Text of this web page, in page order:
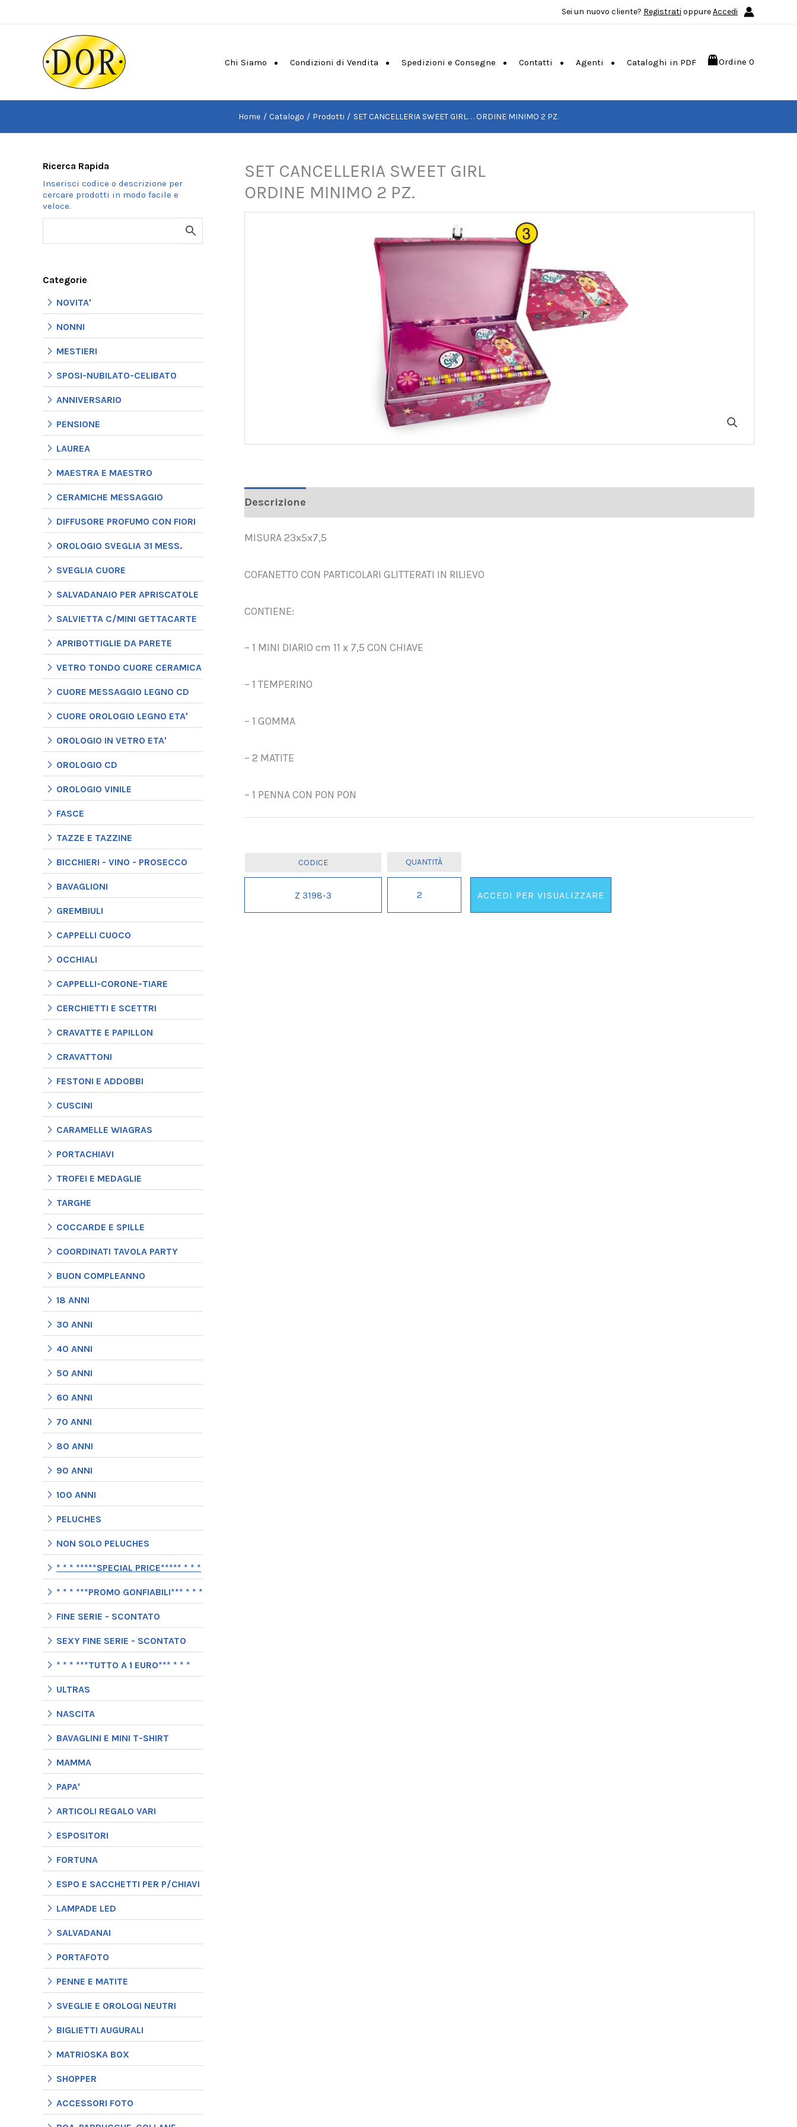
contenuto
Sei un nuovo cliente? Registrati oppureAccedi
Chi Siamo Condizioni di Vendita Spedizioni e Consegne Contatti Agenti Cataloghi in PDF Ordine 0
Home Catalogo Prodotti SET CANCELLERIA SWEET GIRL. . . ORDINE MINIMO 2 PZ.
Ricerca Rapida
Categorie
NOVITA'
NONNI
MESTIERI
SPOSI-NUBILATO-CELIBATO
ANNIVERSARIO
PENSIONE
LAUREA
MAESTRA E MAESTRO
CERAMICHE MESSAGGIO
DIFFUSORE PROFUMO CON FIORI
OROLOGIO SVEGLIA 31 MESS.
SVEGLIA CUORE
SALVADANAIO PER APRISCATOLE
SALVIETTA C/MINI GETTACARTE
APRIBOTTIGLIE DA PARETE
VETRO TONDO CUORE CERAMICA
CUORE MESSAGGIO LEGNO CD
CUORE OROLOGIO LEGNO ETA'
OROLOGIO IN VETRO ETA'
OROLOGIO CD
OROLOGIO VINILE
FASCE
TAZZE E TAZZINE
BICCHIERI - VINO - PROSECCO
BAVAGLIONI
GREMBIULI
CAPPELLI CUOCO
OCCHIALI
CAPPELLI-CORONE-TIARE
CERCHIETTI E SCETTRI
CRAVATTE E PAPILLON
CRAVATTONI
FESTONI E ADDOBBI
CUSCINI
CARAMELLE WIAGRAS
PORTACHIAVI
TROFEI E MEDAGLIE
TARGHE
COCCARDE E SPILLE
COORDINATI TAVOLA PARTY
BUON COMPLEANNO
18 ANNI
30 ANNI
40 ANNI
50 ANNI
60 ANNI
70 ANNI
80 ANNI
90 ANNI
100 ANNI
PELUCHES
NON SOLO PELUCHES
* * * *****SPECIAL PRICE***** * * *
* * * ***PROMO GONFIABILI*** * * *
FINE SERIE - SCONTATO
SEXY FINE SERIE - SCONTATO
* * * ***TUTTO A 1 EURO*** * * *
ULTRAS
NASCITA
BAVAGLINI E MINI T-SHIRT
MAMMA
PAPA'
ARTICOLI REGALO VARI
ESPOSITORI
FORTUNA
ESPO E SACCHETTI PER P/CHIAVI
LAMPADE LED
SALVADANAI
PORTAFOTO
PENNE E MATITE
SVEGLIE E OROLOGI NEUTRI
BIGLIETTI AUGURALI
MATRIOSKA BOX
SHOPPER
ACCESSORI FOTO
SET CANCELLERIA SWEET GIRL
ORDINE MINIMO 2 PZ.
Descrizione
MISURA 23x5x7,5
COFANETTO CON PARTICOLARI GLITTERATI IN RILIEVO
CONTIENE:
– 1 MINI DIARIO cm 11 x 7,5 CON CHIAVE
– 1 TEMPERINO
– 1 GOMMA
– 2 MATITE
– 1 PENNA CON PON PON
Z 3198-3 ACCEDI PER VISUALIZZARE